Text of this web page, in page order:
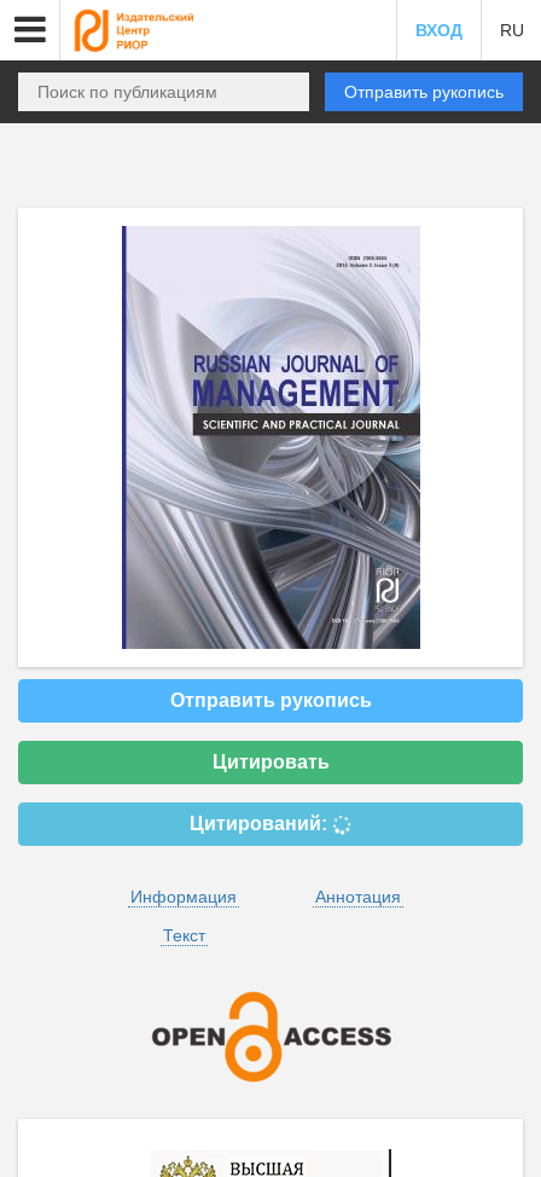
ВХОД RU
Отправить рукопись
Отправить рукопись
Цитировать
Цитирований:
Информация
Аннотация
Текст